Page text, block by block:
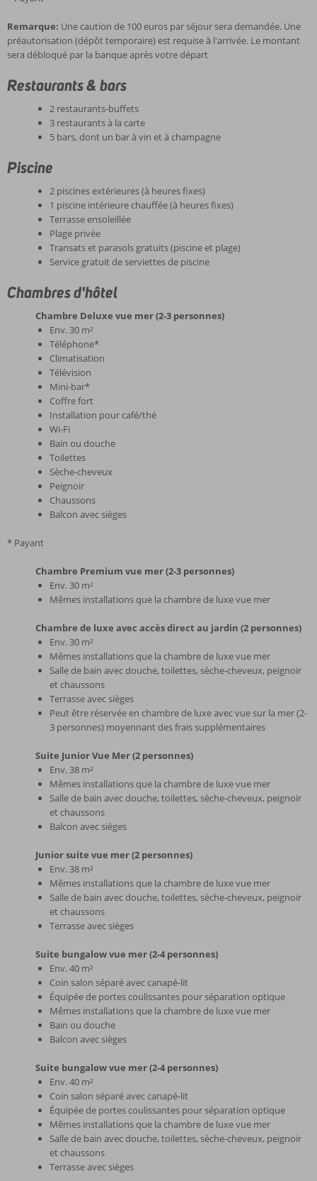
Remarque: Une caution de 100 euros par séjour sera demandée. Une
préautorisation (dépôt temporaire) est requise à l'arrivée. Le montant
sera débloqué par la banque après votre départ
Restaurants & bars
2 restaurants-buffets
3 restaurants à la carte
5 bars, dont un bar à vin et à champagne
Piscine
2 piscines extérieures (à heures fixes)
1 piscine intérieure chauffée (à heures fixes)
Terrasse ensoleillée
Plage privée
Transats et parasols gratuits (piscine et plage)
Service gratuit de serviettes de piscine
Chambres d'hôtel
Chambre Deluxe vue mer (2-3 personnes)
Env. 30 m²
Téléphone*
Climatisation
Télévision
Mini-bar*
Coffre fort
Installation pour café/thé
Wi-Fi
Bain ou douche
Toilettes
Sèche-cheveux
Peignoir
Chaussons
Balcon avec sièges
* Payant
Chambre Premium vue mer (2-3 personnes)
Env. 30 m²
Mêmes installations que la chambre de luxe vue mer
Chambre de luxe avec accès direct au jardin (2 personnes)
Env. 30 m²
Mêmes installations que la chambre de luxe vue mer
Salle de bain avec douche, toilettes, sèche-cheveux, peignoir
et chaussons
Terrasse avec sièges
Peut être réservée en chambre de luxe avec vue sur la mer (2-
3 personnes) moyennant des frais supplémentaires
Suite Junior Vue Mer (2 personnes)
Env. 38 m²
Mêmes installations que la chambre de luxe vue mer
Salle de bain avec douche, toilettes, sèche-cheveux, peignoir
et chaussons
Balcon avec sièges
Junior suite vue mer (2 personnes)
Env. 38 m²
Mêmes installations que la chambre de luxe vue mer
Salle de bain avec douche, toilettes, sèche-cheveux, peignoir
et chaussons
Terrasse avec sièges
Suite bungalow vue mer (2-4 personnes)
Env. 40 m²
Coin salon séparé avec canapé-lit
Équipée de portes coulissantes pour séparation optique
Mêmes installations que la chambre de luxe vue mer
Bain ou douche
Balcon avec sièges
Suite bungalow vue mer (2-4 personnes)
Env. 40 m²
Coin salon séparé avec canapé-lit
Équipée de portes coulissantes pour séparation optique
Mêmes installations que la chambre de luxe vue mer
Salle de bain avec douche, toilettes, sèche-cheveux, peignoir
et chaussons
Terrasse avec sièges